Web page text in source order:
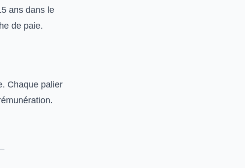
ans dans le
de paie.
Chaque palier